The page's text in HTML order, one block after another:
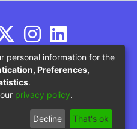
de Educación
personal information for the
Preferences,
.
privacy policy.
Decline That's ok